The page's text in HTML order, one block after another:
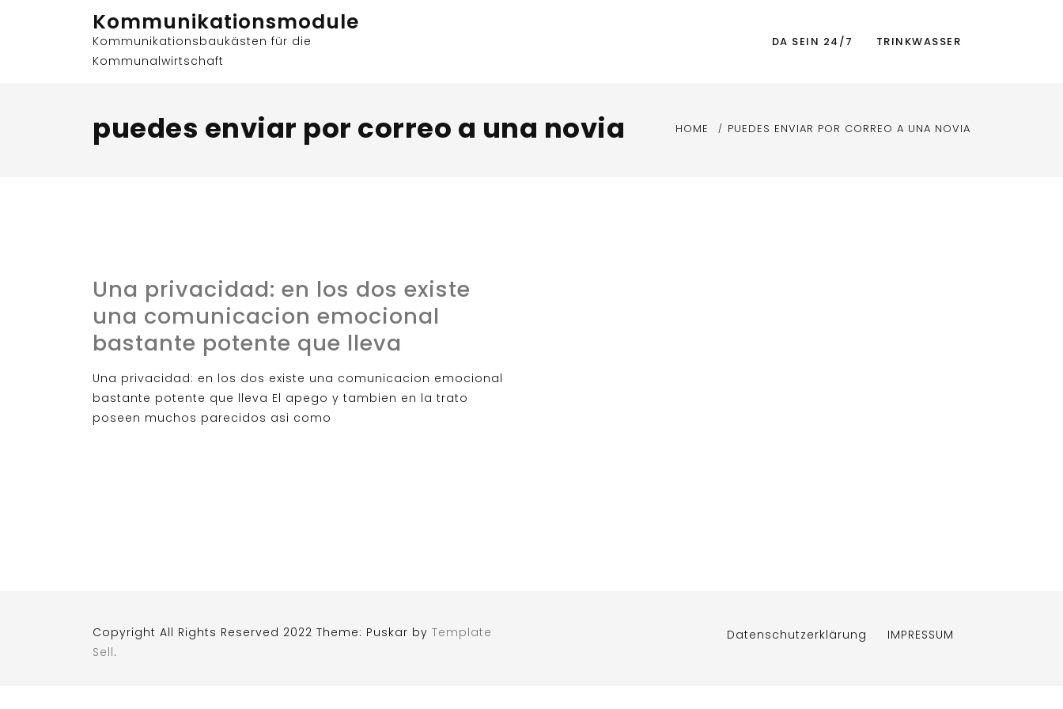
Kommunikationsmodule
Kommunikationsbaukästen für die
Kommunalwirtschaft
DA SEIN 24/7 TRINKWASSER
puedes enviar por correo a una novia HOME PUEDES ENVIAR POR CORREO A UNA NOVIA
Una privacidad: en los dos existe
una comunicacion emocional
bastante potente que lleva
Una privacidad: en los dos existe una comunicacion emocional
bastante potente que lleva El apego y tambien en la trato
poseen muchos parecidos asi como
Copyright All Rights Reserved 2022 Theme: Puskar by Template
Sell.
Datenschutzerklärung IMPRESSUM